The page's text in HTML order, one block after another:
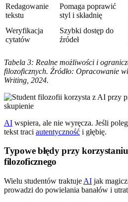
Redagowanie
tekstu
Pomaga poprawić
styl i składnię
Weryfikacja
cytatów
Szybki dostęp do
źródeł
Tabela 3: Realne możliwości i
filozoficznych. Źródło: Opracowanie
Writing, 2024.
AI wspiera, ale nie wyręcza. Jeśli
tekst traci autentyczność i głębię.
Typowe błędy przy
filozoficznego
Wielu studentów traktuje AI jak
prowadzi do powielania banałów i